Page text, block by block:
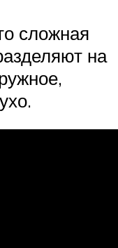
сложная
на